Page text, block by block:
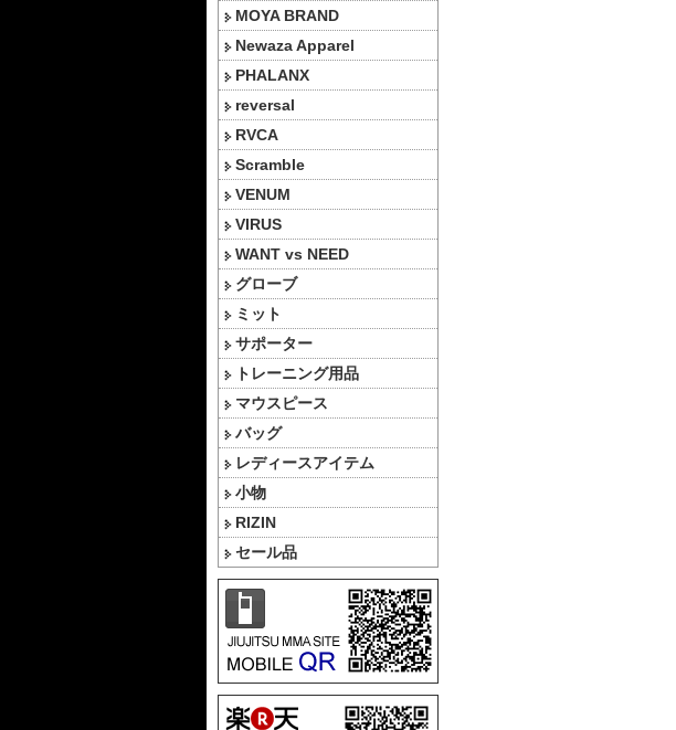
MOYA BRAND
Newaza Apparel
PHALANX
reversal
RVCA
Scramble
VENUM
VIRUS
WANT vs NEED
グローブ
ミット
サポーター
トレーニング用品
マウスピース
バッグ
レディースアイテム
小物
RIZIN
セール品